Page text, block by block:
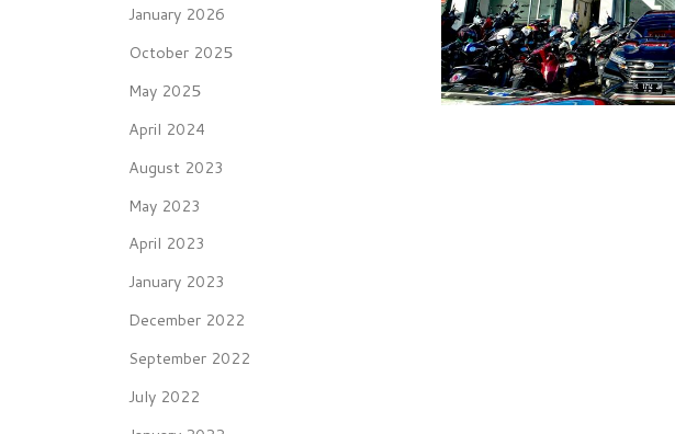
January 2026
October 2025
May 2025
April 2024
August 2023
May 2023
April 2023
January 2023
December 2022
September 2022
July 2022